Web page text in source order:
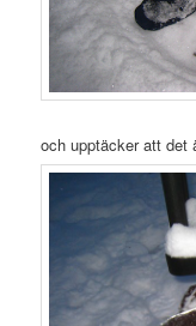
och upptäcker att det